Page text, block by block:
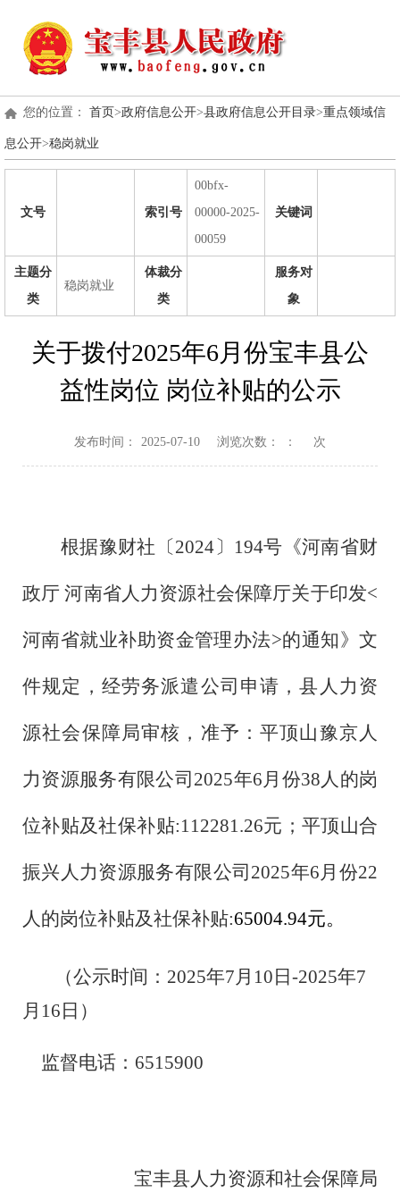
您的位置： 首页>政府信息公开>县政府信息公开目录>重点领域信
息公开>稳岗就业
文号 索引号
00bfx-
00000-2025-
00059
关键词
主题分
类
稳岗就业
体裁分
类
服务对
象
关于拨付2025年6月份宝丰县公
益性岗位 岗位补贴的公示
发布时间： 2025-07-10 浏览次数： ： 次
根据豫财社〔2024〕194号《河南省财
政厅 河南省人力资源社会保障厅关于印发<
河南省就业补助资金管理办法>的通知》文
件规定，经劳务派遣公司申请，县人力资
源社会保障局审核，准予：平顶山豫京人
力资源服务有限公司2025年6月份38人的岗
位补贴及社保补贴:112281.26元；平顶山合
振兴人力资源服务有限公司2025年6月份22
人的岗位补贴及社保补贴:65004.94元。
（公示时间：2025年7月10日-2025年7
月16日）
监督电话：6515900
宝丰县人力资源和社会保障局